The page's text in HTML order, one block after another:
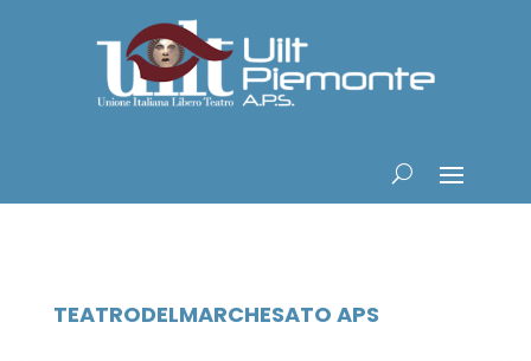
TEATRODELMARCHESATO APS